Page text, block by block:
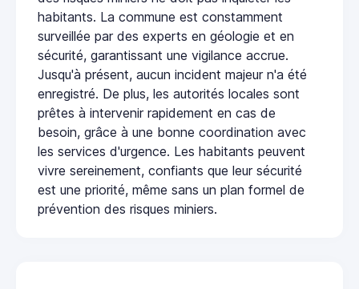
habitants. La commune est constamment
surveillée par des experts en géologie et en
sécurité, garantissant une vigilance accrue.
Jusqu'à présent, aucun incident majeur n'a été
enregistré. De plus, les autorités locales sont
prêtes à intervenir rapidement en cas de
besoin, grâce à une bonne coordination avec
les services d'urgence. Les habitants peuvent
vivre sereinement, confiants que leur sécurité
est une priorité, même sans un plan formel de
prévention des risques miniers.